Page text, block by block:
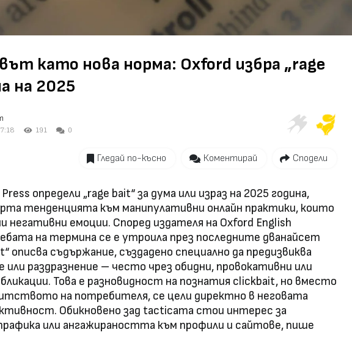
като нова норма: Oxford избра „rage
на 2025
191 0
Гледай по-късно Коментирай Сподели
определи „rage bait“ за дума или израз на 2025 година,
тенденцията към манипулативни онлайн практики, които
негативни емоции. Според издателя на Oxford English
на термина се е утроила през последните дванайсет
описва съдържание, създадено специално да предизвиква
или раздразнение – често чрез обидни, провокативни или
Това е разновидност на познатия clickbait, но вместо
на потребителя, се цели директно в неговата
Обикновено зад tacticата стои интерес за
или ангажираността към профили и сайтове, пише